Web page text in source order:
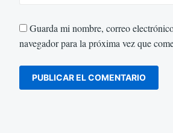
Guarda mi nombre, correo
navegador para la próxima vez que